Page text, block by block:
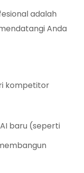
adalah
Anda
kompetitor
baru (seperti